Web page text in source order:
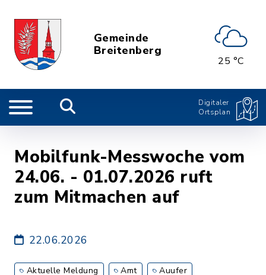
Gemeinde
Breitenberg
25 °C
Digitaler
Ortsplan
Mobilfunk-Messwoche vom
24.06. - 01.07.2026 ruft
zum Mitmachen auf
22.06.2026
Aktuelle Meldung Amt Auufer